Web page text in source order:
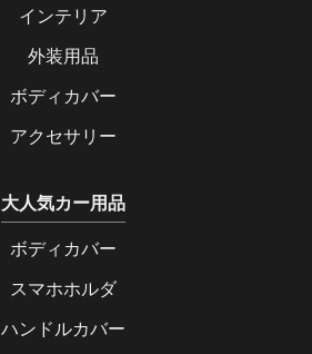
インテリア
外装用品
ボディカバー
アクセサリー
大人気カー用品
ボディカバー
スマホホルダ
ハンドルカバー